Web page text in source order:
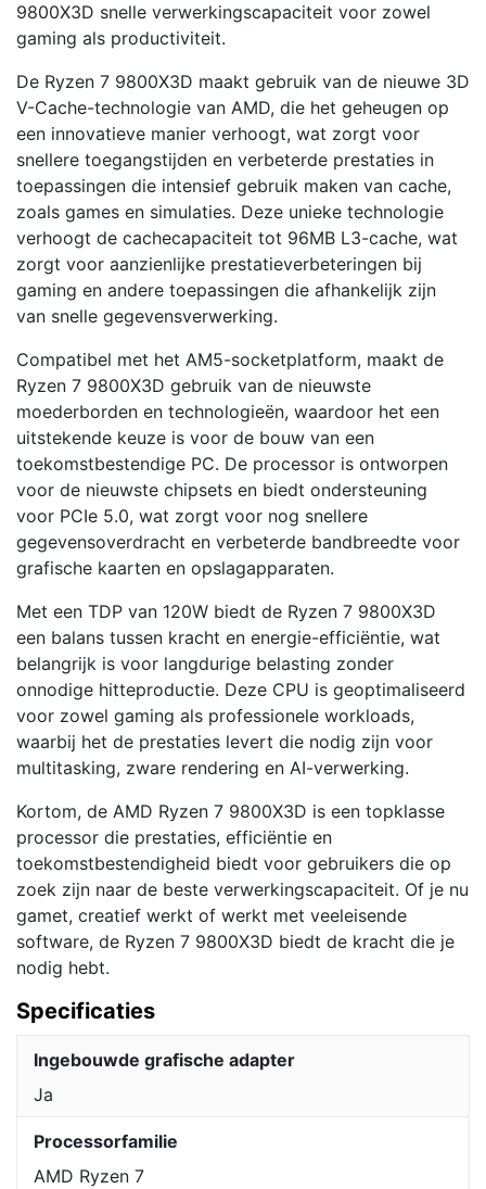
9800X3D snelle verwerkingscapaciteit voor zowel
gaming als productiviteit.
De Ryzen 7 9800X3D maakt gebruik van de nieuwe 3D
V-Cache-technologie van AMD, die het geheugen op
een innovatieve manier verhoogt, wat zorgt voor
snellere toegangstijden en verbeterde prestaties in
toepassingen die intensief gebruik maken van cache,
zoals games en simulaties. Deze unieke technologie
verhoogt de cachecapaciteit tot 96MB L3-cache, wat
zorgt voor aanzienlijke prestatieverbeteringen bij
gaming en andere toepassingen die afhankelijk zijn
van snelle gegevensverwerking.
Compatibel met het AM5-socketplatform, maakt de
Ryzen 7 9800X3D gebruik van de nieuwste
moederborden en technologieën, waardoor het een
uitstekende keuze is voor de bouw van een
toekomstbestendige PC. De processor is ontworpen
voor de nieuwste chipsets en biedt ondersteuning
voor PCIe 5.0, wat zorgt voor nog snellere
gegevensoverdracht en verbeterde bandbreedte voor
grafische kaarten en opslagapparaten.
Met een TDP van 120W biedt de Ryzen 7 9800X3D
een balans tussen kracht en energie-efficiëntie, wat
belangrijk is voor langdurige belasting zonder
onnodige hitteproductie. Deze CPU is geoptimaliseerd
voor zowel gaming als professionele workloads,
waarbij het de prestaties levert die nodig zijn voor
multitasking, zware rendering en AI-verwerking.
Kortom, de AMD Ryzen 7 9800X3D is een topklasse
processor die prestaties, efficiëntie en
toekomstbestendigheid biedt voor gebruikers die op
zoek zijn naar de beste verwerkingscapaciteit. Of je nu
gamet, creatief werkt of werkt met veeleisende
software, de Ryzen 7 9800X3D biedt de kracht die je
nodig hebt.
Specificaties
Ingebouwde grafische adapter
Ja
Processorfamilie
AMD Ryzen 7